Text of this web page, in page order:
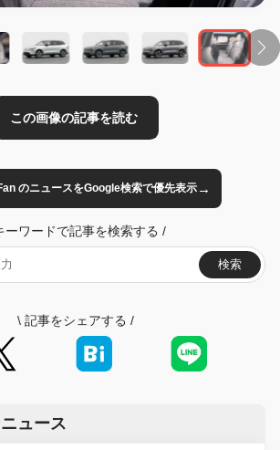
画像の記事を読む
のニュースをGoogle検索で優先表示→
ーワードで記事を検索する /
検索
\ 記事をシェアする /
ュース